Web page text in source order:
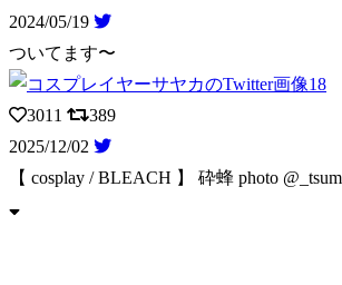
2024/05/19
ついてます〜
3011
389
2025/12/02
【 cosplay / BLEACH 】 砕蜂 photo